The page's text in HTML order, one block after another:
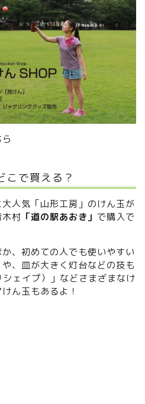
こで買える？
人気「山形工房」のけん玉が
木村 「道の駅あおき」 で購入で
、初めての人でも使いやすい
、皿が大きく灯台などの技も
ェイプ）」などさまざまなけ
ん玉もあるよ！